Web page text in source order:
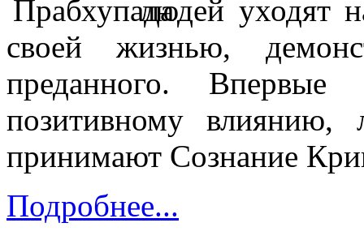
людей уходят
своей жизнью,
преданного.
позитивному
принимают Сознание
Подробнее...